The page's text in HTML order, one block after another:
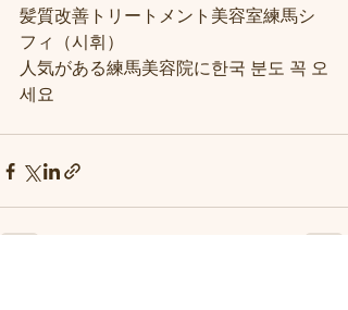
髪質改善トリートメント美容室練馬シ
フィ（시휘）
人気がある練馬美容院に한국 분도 꼭 오
세요